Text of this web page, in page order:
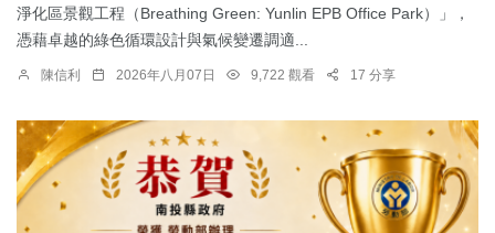
淨化區景觀工程（Breathing Green: Yunlin EPB Office Park）」，
憑藉卓越的綠色循環設計與氣候變遷調適...
陳信利 2026年八月07日 9,722 觀看 17 分享